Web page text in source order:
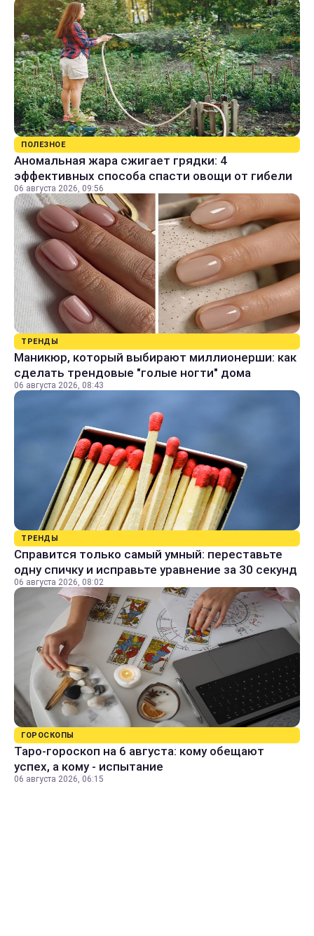
ПОЛЕЗНОЕ
Аномальная жара сжигает грядки: 4
эффективных способа спасти овощи от гибели
06 августа 2026, 09:56
ТРЕНДЫ
Маникюр, который выбирают миллионерши: как
сделать трендовые "голые ногти" дома
06 августа 2026, 08:43
ТРЕНДЫ
Справится только самый умный: переставьте
одну спичку и исправьте уравнение за 30 секунд
06 августа 2026, 08:02
ГОРОСКОПЫ
Таро-гороскоп на 6 августа: кому обещают
успех, а кому - испытание
06 августа 2026, 06:15